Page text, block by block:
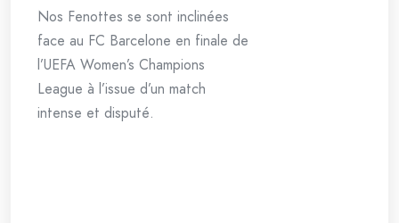
Nos Fenottes se sont inclinées
face au FC Barcelone en finale de
l’UEFA Women’s Champions
League à l’issue d’un match
intense et disputé.